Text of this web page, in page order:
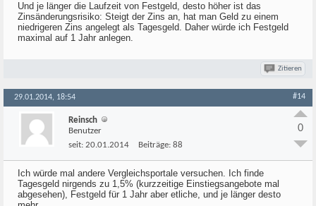
Und je länger die Laufzeit von Festgeld, desto höher ist das
Zinsänderungsrisiko: Steigt der Zins an, hat man Geld zu einem
niedrigeren Zins angelegt als Tagesgeld. Daher würde ich Festgeld
maximal auf 1 Jahr anlegen.
Zitieren
29.01.2014, 18:54 #14
Reinsch
Benutzer
seit: 20.01.2014 Beiträge: 88
0
Ich würde mal andere Vergleichsportale versuchen. Ich finde
Tagesgeld nirgends zu 1,5% (kurzzeitige Einstiegsangebote mal
abgesehen), Festgeld für 1 Jahr aber etliche, und je länger desto